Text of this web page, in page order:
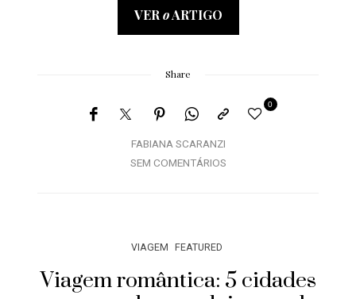
VERoARTIGO
Share
FABIANA SCARANZI
0
SEM COMENTÁRIOS
VIAGEM FEATURED
Viagem romântica: 5 cidades